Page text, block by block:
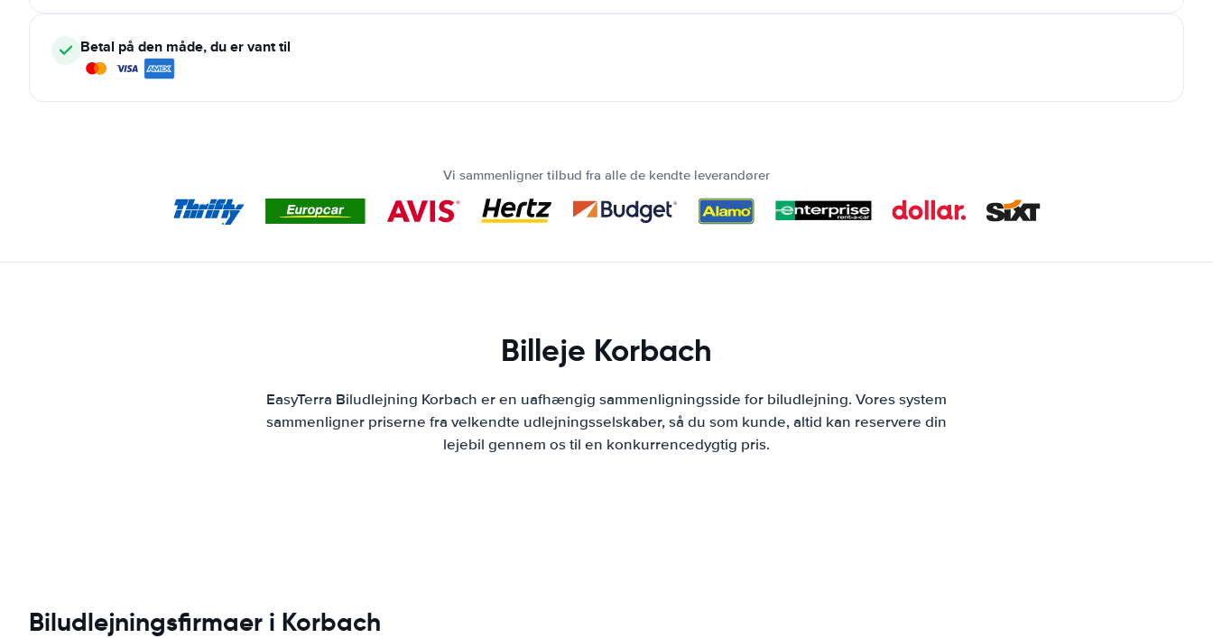
Betal på den måde, du er vant til
Vi sammenligner tilbud fra alle de kendte leverandører
Billeje Korbach
EasyTerra Biludlejning Korbach er en uafhængig sammenligningsside for biludlejning. Vores system
sammenligner priserne fra velkendte udlejningsselskaber, så du som kunde, altid kan reservere din
lejebil gennem os til en konkurrencedygtig pris.
Biludlejningsfirmaer i Korbach